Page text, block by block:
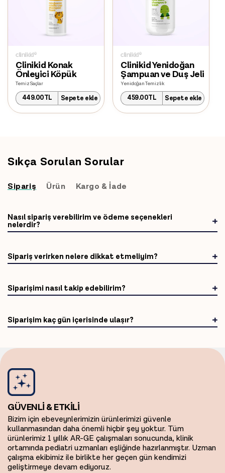
Clinikid Konak
Önleyici Köpük
Temiz Saçlar
Normal
fiyat
449.00TL Sepete ekle
Clinikid Yenidoğan
Şampuan ve Duş Jeli
Yenidoğan Temizlik
Normal
fiyat
459.00TL Sepete ekle
Sıkça Sorulan Sorular
Sipariş Ürün Kargo & İade
Nasıl sipariş verebilirim ve ödeme seçenekleri
nelerdir?
Sipariş verirken nelere dikkat etmeliyim?
Siparişimi nasıl takip edebilirim?
Siparişim kaç gün içerisinde ulaşır?
GÜVENLİ & ETKİLİ
Bizim için ebeveynlerimizin ürünlerimizi güvenle
kullanmasından daha önemli hiçbir şey yoktur. Tüm
ürünlerimiz 1 yıllık AR-GE çalışmaları sonucunda, klinik
ortamında pediatri uzmanları eşliğinde hazırlanmıştır. Uzman
çalışma ekibimiz ile birlikte her geçen gün kendimizi
geliştirmeye devam ediyoruz.